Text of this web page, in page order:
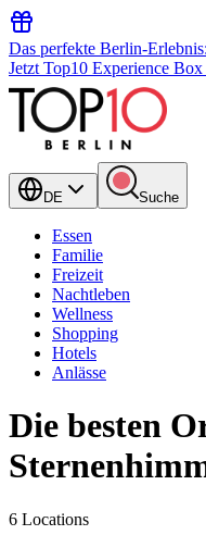
Das perfekte Berlin-Erlebnis:
Jetzt Top10 Experience
DE Suche
Essen
Familie
Freizeit
Nachtleben
Wellness
Shopping
Hotels
Anlässe
Die besten
6 Locations